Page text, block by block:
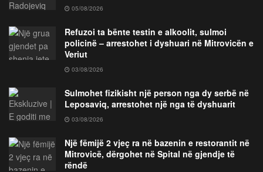
05/08/2026
Refuzoi ta bënte testin e alkoolit, sulmoi
policinë – arrestohet i dyshuari në Mitrovicën e
Veriut
03/08/2026
Sulmohet fizikisht një person nga dy serbë në
Leposaviq, arrestohet një nga të dyshuarit
03/08/2026
Një fëmijë 2 vjeç ra në bazenin e restorantit në
Mitrovicë, dërgohet në Spital në gjendje të
rëndë